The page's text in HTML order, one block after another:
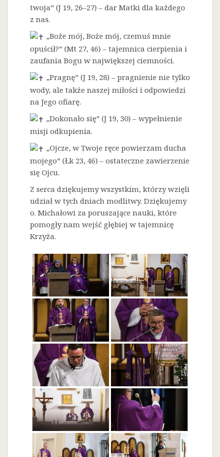
twoja” (J 19, 26–27) – dar Matki dla każdego
z nas.
„Boże mój, Boże mój, czemuś mnie
opuścił?” (Mt 27, 46) – tajemnica cierpienia i
zaufania Bogu w największej ciemności.
„Pragnę” (J 19, 28) – pragnienie nie tylko
wody, ale także naszej miłości i odpowiedzi
na Jego ofiarę.
„Dokonało się” (J 19, 30) – wypełnienie
misji odkupienia.
„Ojcze, w Twoje ręce powierzam ducha
mojego” (Łk 23, 46) – ostateczne zawierzenie
się Ojcu.
Z serca dziękujemy wszystkim, którzy wzięli
udział w tych dniach modlitwy. Dziękujemy
o. Michałowi za poruszające nauki, które
pomogły nam wejść głębiej w tajemnicę
Krzyża.